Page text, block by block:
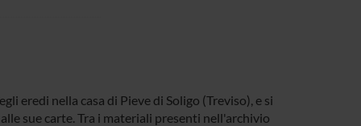
eredi nella casa di Pieve di Soligo (Treviso), e si
sue carte. Tra i materiali presenti nell'archivio